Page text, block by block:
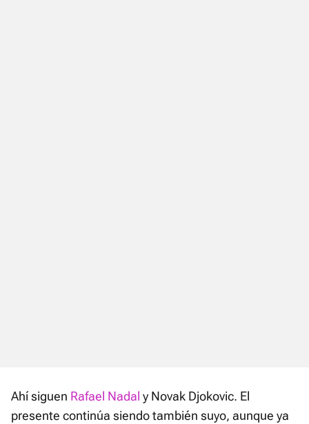
Ahí siguen Rafael Nadal y Novak Djokovic. El
presente continúa siendo también suyo, aunque ya